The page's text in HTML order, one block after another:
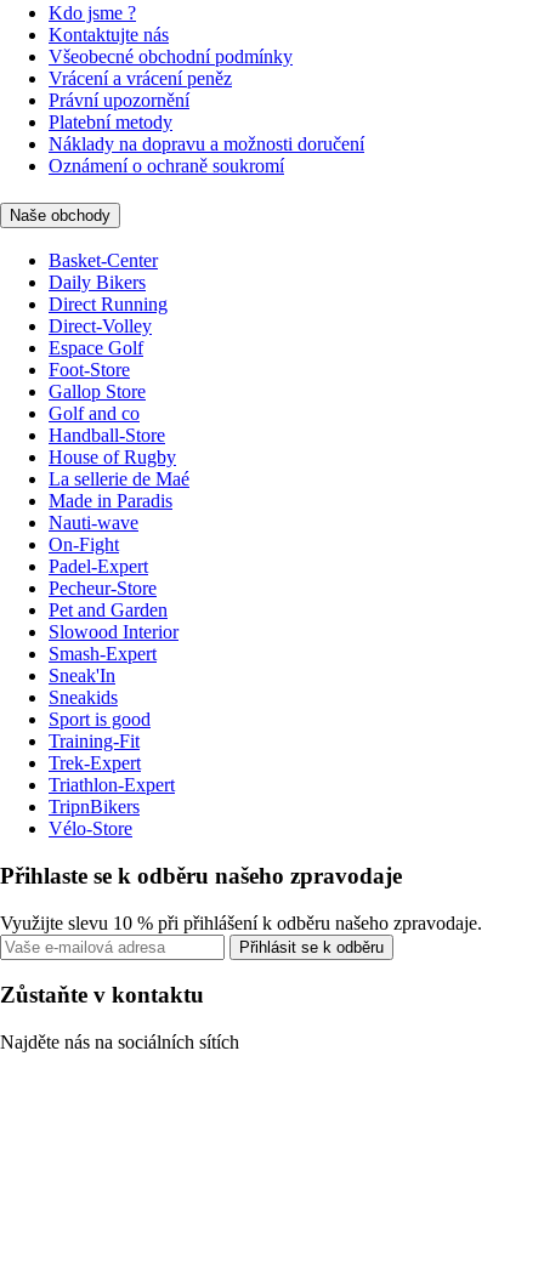
Kdo jsme ?
Kontaktujte nás
Všeobecné obchodní podmínky
Vrácení a vrácení peněz
Právní upozornění
Platební metody
Náklady na dopravu a možnosti doručení
Oznámení o ochraně soukromí
Naše obchody
Basket-Center
Daily Bikers
Direct Running
Direct-Volley
Espace Golf
Foot-Store
Gallop Store
Golf and co
Handball-Store
House of Rugby
La sellerie de Maé
Made in Paradis
Nauti-wave
On-Fight
Padel-Expert
Pecheur-Store
Pet and Garden
Slowood Interior
Smash-Expert
Sneak'In
Sneakids
Sport is good
Training-Fit
Trek-Expert
Triathlon-Expert
TripnBikers
Vélo-Store
Přihlaste se k odběru našeho zpravodaje
Využijte slevu 10 % při přihlášení k odběru našeho zpravodaje.
Přihlásit se k odběru
Zůstaňte v kontaktu
Najděte nás na sociálních sítích